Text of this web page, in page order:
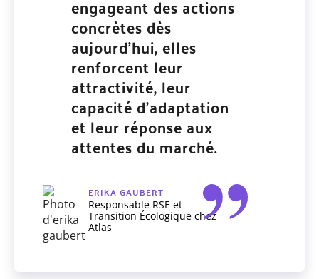
engageant des actions
concrètes dès
aujourd’hui, elles
renforcent leur
attractivité, leur
capacité d’adaptation
et leur réponse aux
attentes du marché.
ERIKA GAUBERT
Responsable RSE et
Transition Écologique chez
Atlas